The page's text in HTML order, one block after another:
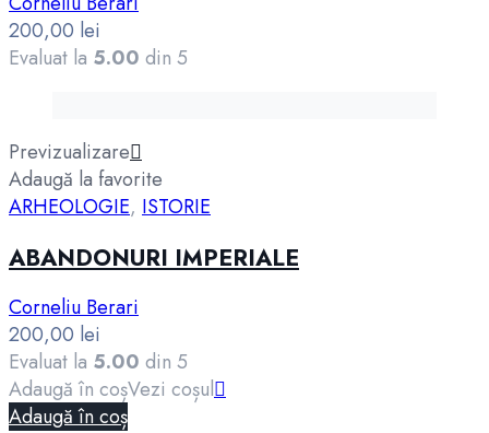
200,00 lei
Evaluat la 5.00 din 5
Previzualizare
Adaugă la favorite
ARHEOLOGIE, ISTORIE
ABANDONURI IMPERIALE
Corneliu Berari
200,00 lei
Evaluat la 5.00 din 5
Adaugă în coșVezi coșul
Adaugă în coș